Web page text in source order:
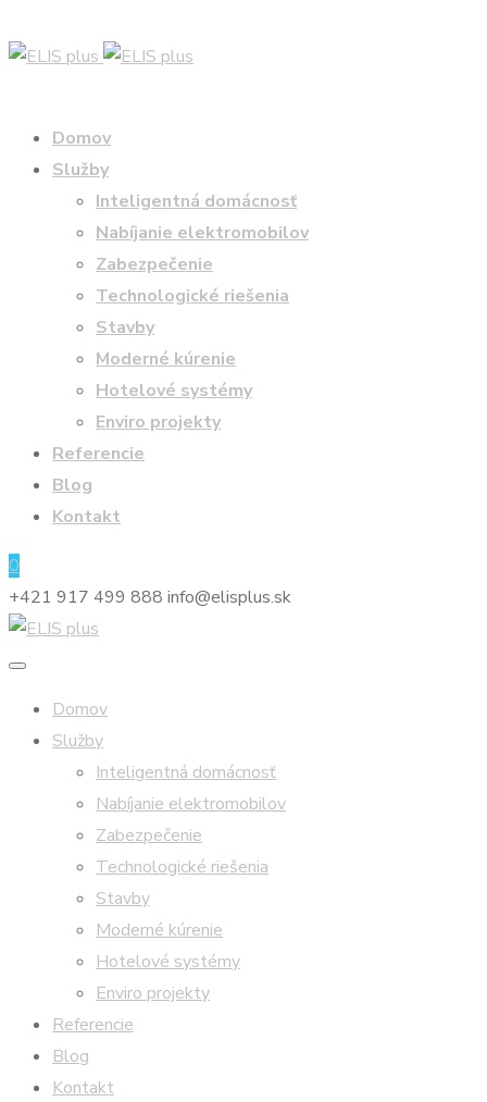
Domov
Služby
Inteligentná domácnosť
Nabíjanie elektromobilov
Zabezpečenie
Technologické riešenia
Stavby
Moderné kúrenie
Hotelové systémy
Enviro projekty
Referencie
Blog
Kontakt
0
+421 917 499 888 info@elisplus.sk
Domov
Služby
Inteligentná domácnosť
Nabíjanie elektromobilov
Zabezpečenie
Technologické riešenia
Stavby
Moderné kúrenie
Hotelové systémy
Enviro projekty
Referencie
Blog
Kontakt